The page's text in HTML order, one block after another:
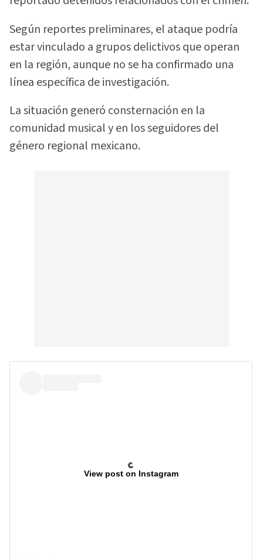
Según reportes preliminares, el ataque podría
estar vinculado a grupos delictivos que operan
en la región, aunque no se ha confirmado una
línea específica de investigación.
La situación generó consternación en la
comunidad musical y en los seguidores del
género regional mexicano.
View post on Instagram